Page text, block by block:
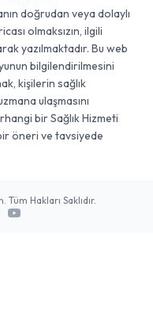
doğrudan veya dolaylı
olmaksızın, ilgili
yazılmaktadır. Bu web
bilgilendirilmesini
kişilerin sağlık
ulaşmasını
bir Sağlık Hizmeti
öneri ve tavsiyede
Hakları Saklıdır.